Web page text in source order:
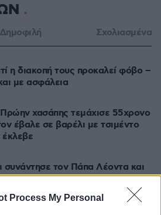
Process My Personal
Δημοφιλή Σχολιασμένα
η διακοπή τους προκαλεί φόβο –
με ασφάλεια
χασάπης τεμάχισε 55χρονο
έβαλε σε βαρέλι με τσιμέντο
έκλεβε
τον Πάπα Λέοντα και
στον ώμο, δείτε βίντεο
διατηρείται και πότε δεν